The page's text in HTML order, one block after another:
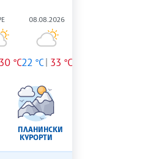
30 °C
08.08.2026
22 °C 33 °C
ПЛАНИНСКИ
КУРОРТИ